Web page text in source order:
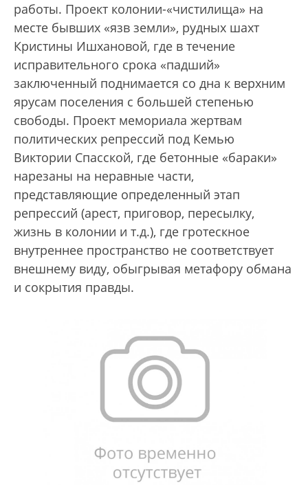
работы. Проект колонии-«чистилища» на
месте бывших «язв земли», рудных шахт
Кристины Ишхановой, где в течение
исправительного срока «падший»
заключенный поднимается со дна к верхним
ярусам поселения с большей степенью
свободы. Проект мемориала жертвам
политических репрессий под Кемью
Виктории Спасской, где бетонные «бараки»
нарезаны на неравные части,
представляющие определенный этап
репрессий (арест, приговор, пересылку,
жизнь в колонии и т.д.), где гротескное
внутреннее пространство не соответствует
внешнему виду, обыгрывая метафору обмана
и сокрытия правды.